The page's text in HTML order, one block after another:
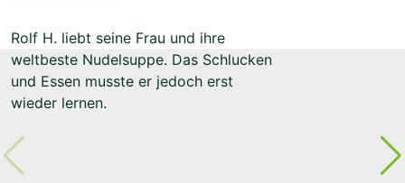
Rolf H. liebt seine Frau und ihre
weltbeste Nudelsuppe. Das Schlucken
und Essen musste er jedoch erst
wieder lernen.